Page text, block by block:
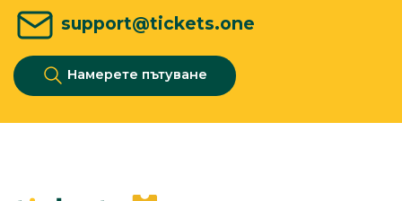
support@tickets.one
Намерете пътуване